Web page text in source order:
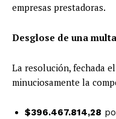
empresas prestadoras.
Desglose de una
La resolución, fechada
minuciosamente la
$396.467.814,28